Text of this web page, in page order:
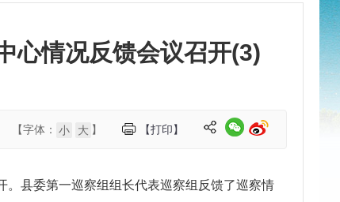
心情况反馈会议召开(3)
【打印】
【字体： 小 大 】
县委第一巡察组组长代表巡察组反馈了巡察情